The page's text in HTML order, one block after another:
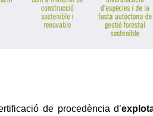
de procedència d’